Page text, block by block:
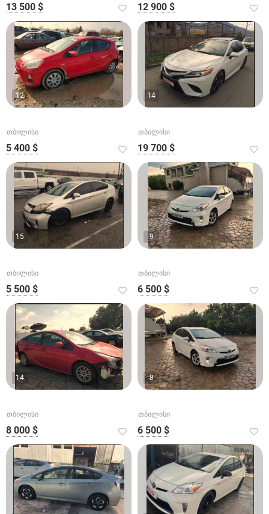
13 500 $ 12 900 $
12
თბილისი
5 400 $
14
თბილისი
19 700 $
15
თბილისი
5 500 $
9
თბილისი
6 500 $
14
თბილისი
8 000 $
8
თბილისი
6 500 $